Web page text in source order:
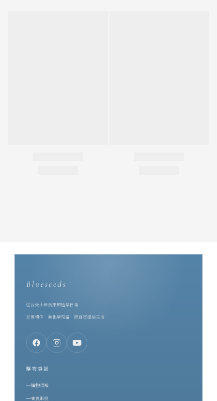
Blueseeds
從台東土地而來的植萃日常
友善耕作．無化學殘留．把自然還給生活
購物資訊
購物須知
會員制度